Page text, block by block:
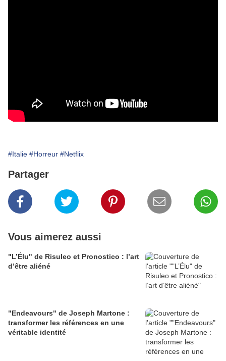
#Italie #Horreur #Netflix
Partager
Vous aimerez aussi
"L’Élu" de Risuleo et Pronostico : l’art
d’être aliéné
"Endeavours" de Joseph Martone :
transformer les références en une
véritable identité